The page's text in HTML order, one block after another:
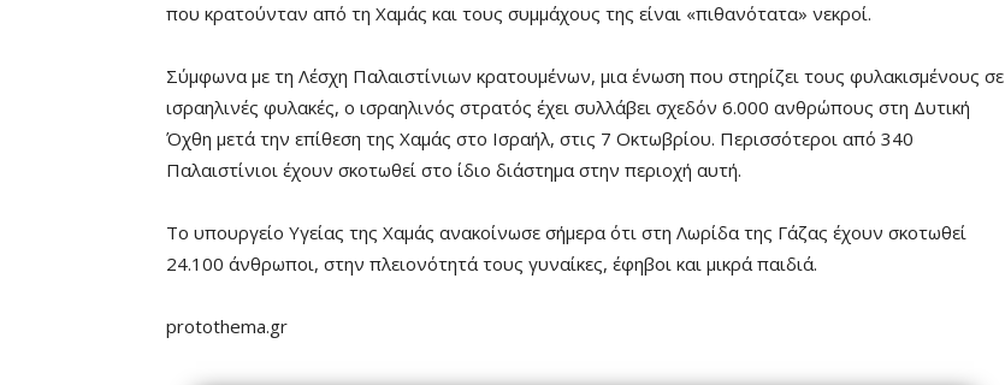
που κρατούνταν από τη Χαμάς και τους συμμάχους της είναι «πιθανότατα» νεκροί.
Σύμφωνα με τη Λέσχη Παλαιστίνιων κρατουμένων, μια ένωση που στηρίζει τους φυλακισμένους σε
ισραηλινές φυλακές, ο ισραηλινός στρατός έχει συλλάβει σχεδόν 6.000 ανθρώπους στη Δυτική
Όχθη μετά την επίθεση της Χαμάς στο Ισραήλ, στις 7 Οκτωβρίου. Περισσότεροι από 340
Παλαιστίνιοι έχουν σκοτωθεί στο ίδιο διάστημα στην περιοχή αυτή.
Το υπουργείο Υγείας της Χαμάς ανακοίνωσε σήμερα ότι στη Λωρίδα της Γάζας έχουν σκοτωθεί
24.100 άνθρωποι, στην πλειονότητά τους γυναίκες, έφηβοι και μικρά παιδιά.
protothema.gr